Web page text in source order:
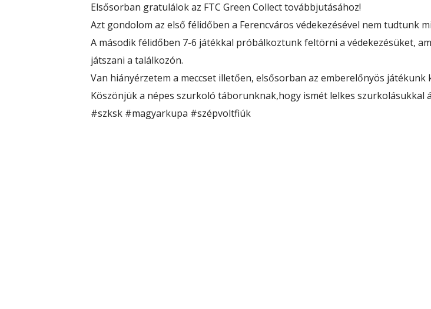
Elsősorban gratulálok az FTC Green Collect továbbjutásához!
Azt gondolom az első félidőben a Ferencváros védekezésével nem tudtunk
A második félidőben 7-6 játékkal próbálkoztunk feltörni a védekezésüket,
játszani a találkozón.
Van hiányérzetem a meccset illetően, elsősorban az emberelőnyös
Köszönjük a népes szurkoló táborunknak,hogy ismét lelkes
#szksk #magyarkupa #szépvoltfiúk